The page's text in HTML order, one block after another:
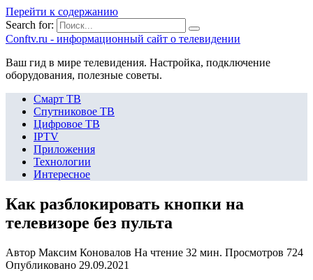
Перейти к содержанию
Search for:
Сonftv.ru - информационный сайт о телевидении
Ваш гид в мире телевидения. Настройка, подключение
оборудования, полезные советы.
Смарт ТВ
Спутниковое ТВ
Цифровое ТВ
IPTV
Приложения
Технологии
Интересное
Как разблокировать кнопки на
телевизоре без пульта
Автор Максим Коновалов На чтение 32 мин. Просмотров 724
Опубликовано 29.09.2021